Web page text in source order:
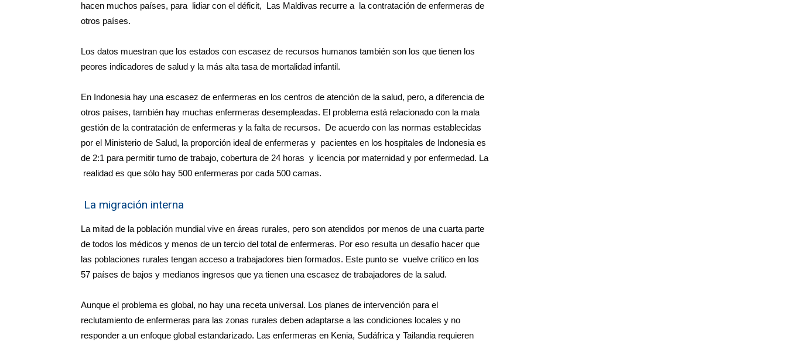
hacen muchos países, para lidiar con el déficit, Las Maldivas recurre a la contratación de enfermeras de
otros países.
Los datos muestran que los estados con escasez de recursos humanos también son los que tienen los
peores indicadores de salud y la más alta tasa de mortalidad infantil.
En Indonesia hay una escasez de enfermeras en los centros de atención de la salud, pero, a diferencia de
otros países, también hay muchas enfermeras desempleadas. El problema está relacionado con la mala
gestión de la contratación de enfermeras y la falta de recursos. De acuerdo con las normas establecidas
por el Ministerio de Salud, la proporción ideal de enfermeras y pacientes en los hospitales de Indonesia es
de 2:1 para permitir turno de trabajo, cobertura de 24 horas y licencia por maternidad y por enfermedad. La
realidad es que sólo hay 500 enfermeras por cada 500 camas.
La migración interna
La mitad de la población mundial vive en áreas rurales, pero son atendidos por menos de una cuarta parte
de todos los médicos y menos de un tercio del total de enfermeras. Por eso resulta un desafío hacer que
las poblaciones rurales tengan acceso a trabajadores bien formados. Este punto se vuelve crítico en los
57 países de bajos y medianos ingresos que ya tienen una escasez de trabajadores de la salud.
Aunque el problema es global, no hay una receta universal. Los planes de intervención para el
reclutamiento de enfermeras para las zonas rurales deben adaptarse a las condiciones locales y no
responder a un enfoque global estandarizado. Las enfermeras en Kenia, Sudáfrica y Tailandia requieren